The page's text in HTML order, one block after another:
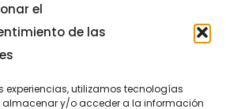
el
de las
experiencias, utilizamos tecnologías
y/o acceder a la información